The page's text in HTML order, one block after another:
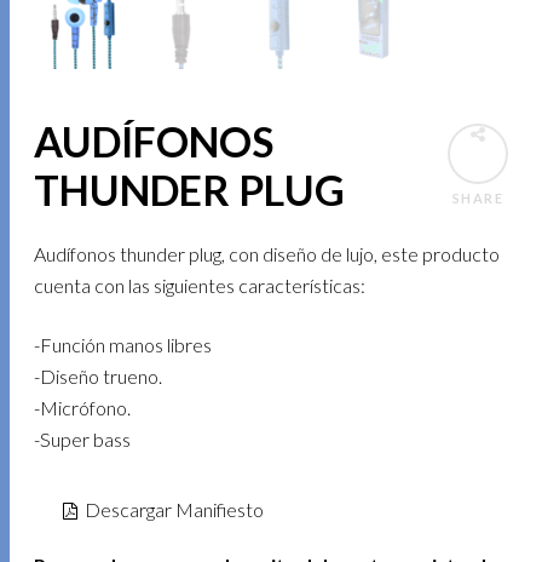
SHARE
AUDÍFONOS
THUNDER PLUG
Audífonos thunder plug, con diseño de lujo, este producto
cuenta con las siguientes características:
-Función manos libres
-Diseño trueno.
-Micrófono.
-Super bass
Descargar Manifiesto